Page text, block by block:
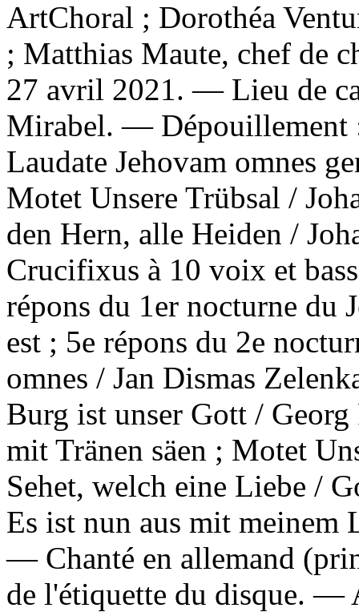
ArtChoral ; Dorothéa
; Matthias Maute, chef de
27 avril 2021. — Lieu de
Mirabel. —
Laudate Jehovam omnes
Motet Unsere Trübsal /
den Hern, alle Heiden /
Crucifixus à 10 voix et
répons du 1er nocturne du
est ; 5e répons du 2e
omnes / Jan Dismas
Burg ist unser Gott /
mit Tränen säen ; Motet
Sehet, welch eine Liebe /
Es ist nun aus mit meinem
— Chanté en allemand
de l'étiquette du disque. —